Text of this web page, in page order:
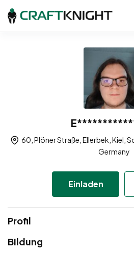
60, Plöner Straße, Ellerbek, Kiel,
Germany
Einladen
Profil
Bildung